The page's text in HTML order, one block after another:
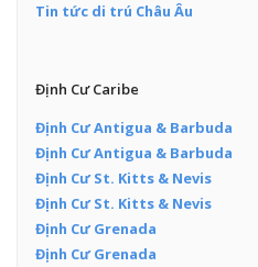
Tin tức di trú Châu Âu
Định Cư Caribe
Định Cư Antigua & Barbuda
Định Cư Antigua & Barbuda
Định Cư St. Kitts & Nevis
Định Cư St. Kitts & Nevis
Định Cư Grenada
Định Cư Grenada